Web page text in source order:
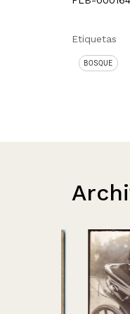
Etiquetas
BOSQUE